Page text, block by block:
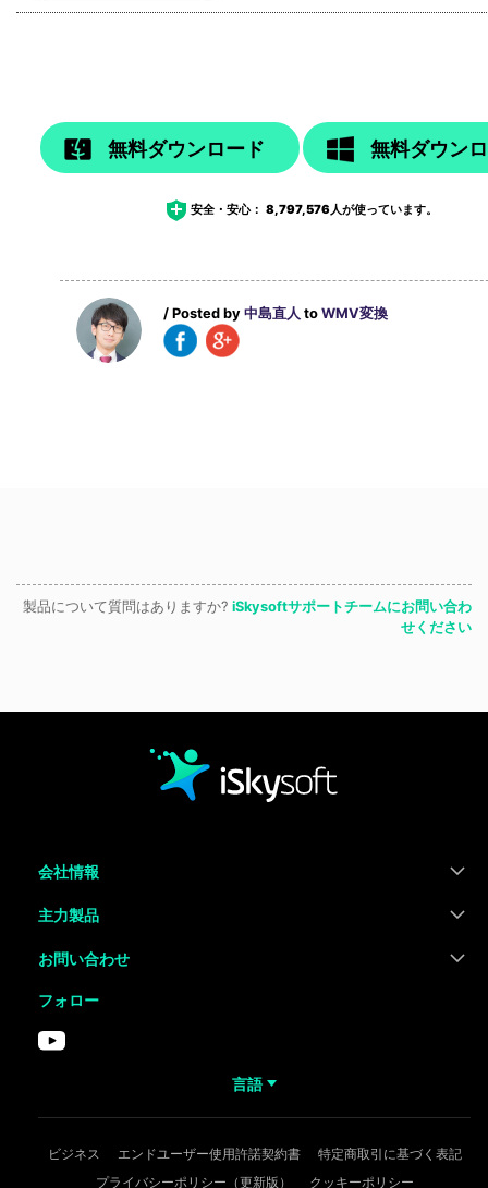
無料ダウンロード 無料ダウン
安全・安心： 8,797,576人が使っています。
/ Posted by 中島直人 to WMV変換
製品について質問はありますか? iSkysoftサポートチームにお問い合わ
せください
会社情報
主力製品
お問い合わせ
フォロー
言語
ビジネス エンドユーザー使用許諾契約書
特定商取引に基づく表記
プライバシーポリシー（更新版）
クッキーポリシー